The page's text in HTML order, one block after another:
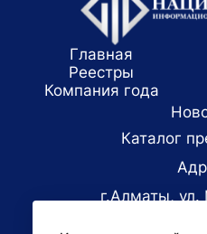
Главная
Реестры
Компания года
Каталог
г.Алматы, ул.